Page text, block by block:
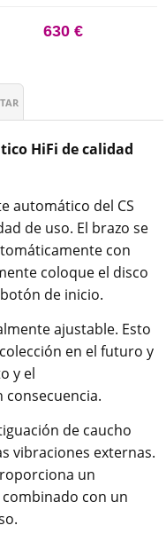
630 €
HiFi de calidad
automático del CS
de uso. El brazo se
con
coloque el disco
de inicio.
ajustable. Esto
en el futuro y
y el
de caucho
vibraciones externas.
un
con un